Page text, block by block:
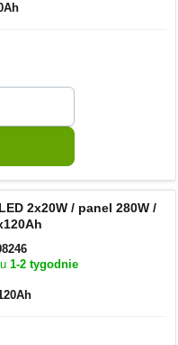
2x20W / panel 280W /
1-2 tygodnie